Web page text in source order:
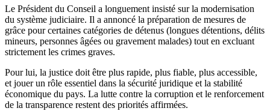
Le Président du Conseil a longuement insisté sur la modernisation
du système judiciaire. Il a annoncé la préparation de mesures de
grâce pour certaines catégories de détenus (longues détentions, délits
mineurs, personnes âgées ou gravement malades) tout en excluant
strictement les crimes graves.
Pour lui, la justice doit être plus rapide, plus fiable, plus accessible,
et jouer un rôle essentiel dans la sécurité juridique et la stabilité
économique du pays. La lutte contre la corruption et le renforcement
de la transparence restent des priorités affirmées.